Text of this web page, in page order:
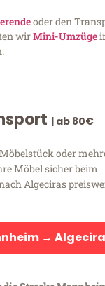
oder den
wirMini-Umzüge
| ab 80€
oder
Möbel sicher beim
Algeciras
→